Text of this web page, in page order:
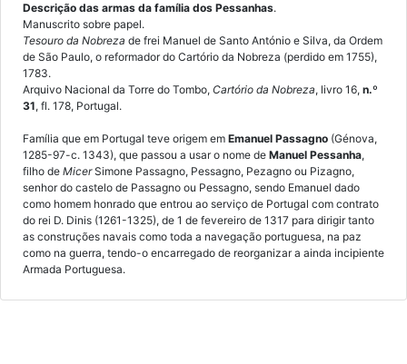
Descrição das armas da família dos Pessanhas.
Manuscrito sobre papel.
Tesouro da Nobreza de frei Manuel de Santo António e Silva, da Ordem
de São Paulo, o reformador do Cartório da Nobreza (perdido em 1755),
1783.
Arquivo Nacional da Torre do Tombo, Cartório da Nobreza, livro 16, n.º
31, fl. 178, Portugal.
Família que em Portugal teve origem em Emanuel Passagno (Génova,
1285-97-c. 1343), que passou a usar o nome de Manuel Pessanha,
filho de MicerSimone Passagno, Pessagno, Pezagno ou Pizagno,
senhor do castelo de Passagno ou Pessagno, sendo Emanuel dado
como homem honrado que entrou ao serviço de Portugal com contrato
do rei D. Dinis (1261-1325), de 1 de fevereiro de 1317 para dirigir tanto
as construções navais como toda a navegação portuguesa, na paz
como na guerra, tendo-o encarregado de reorganizar a ainda incipiente
Armada Portuguesa.